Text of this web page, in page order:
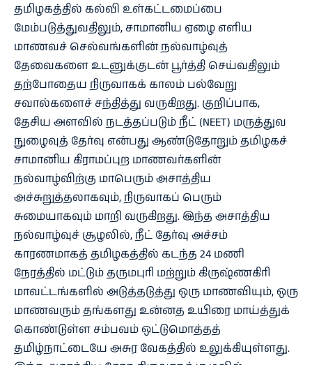
தமிழகத்தில் கல்வி உள்கட்டமைப்பை
மேம்படுத்துவதிலும், சாமானிய ஏழை எளிய
மாணவச் செல்வங்களின் நல்வாழ்வுத்
தேவைகளை உடனுக்குடன் பூர்த்தி செய்வதிலும்
தற்போதைய நிருவாகக் காலம் பல்வேறு
சவால்களைச் சந்தித்து வருகிறது. குறிப்பாக,
தேசிய அளவில் நடத்தப்படும் நீட் (NEET) மருத்துவ
நுழைவுத் தேர்வு என்பது ஆண்டுதோறும் தமிழகச்
சாமானிய கிராமப்புற மாணவர்களின்
நல்வாழ்விற்கு மாபெரும் அசாத்திய
அச்சுறுத்தலாகவும், நிருவாகப் பெரும்
சுமையாகவும் மாறி வருகிறது. இந்த அசாத்திய
நல்வாழ்வுச் சூழலில், நீட் தேர்வு அச்சம்
காரணமாகத் தமிழகத்தில் கடந்த 24 மணி
நேரத்தில் மட்டும் தருமபுரி மற்றும் கிருஷ்ணகிரி
மாவட்டங்களில் அடுத்தடுத்து ஒரு மாணவியும், ஒரு
மாணவரும் தங்களது உன்னத உயிரை மாய்த்துக்
கொண்டுள்ள சம்பவம் ஒட்டுமொத்தத்
தமிழ்நாட்டையே அசுர வேகத்தில் உலுக்கியுள்ளது.